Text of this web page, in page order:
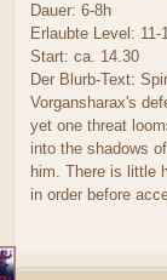
Dauer: 6-8h
Erlaubte Level: 11-
Start: ca. 14.30
Der Blurb-Text:
Vorgansharax's
yet one threat
into the shadows
him. There is little
in order before